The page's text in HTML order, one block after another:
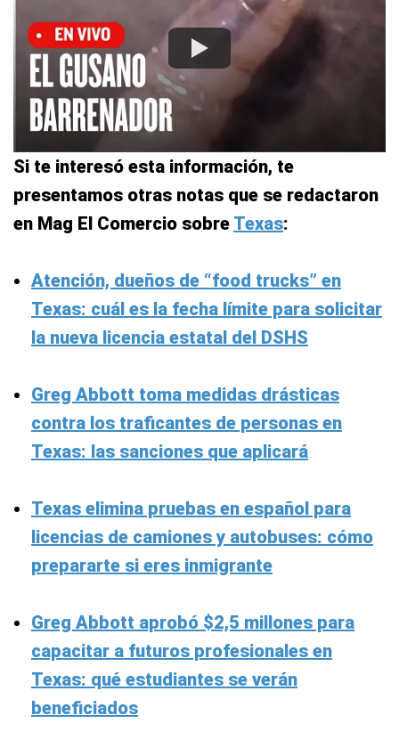
Si te interesó esta información, te
presentamos otras notas que se redactaron
en Mag El Comercio sobre Texas:
Atención, dueños de “food trucks” en
Texas: cuál es la fecha límite para solicitar
la nueva licencia estatal del DSHS
Greg Abbott toma medidas drásticas
contra los traficantes de personas en
Texas: las sanciones que aplicará
Texas elimina pruebas en español para
licencias de camiones y autobuses: cómo
prepararte si eres inmigrante
Greg Abbott aprobó $2,5 millones para
capacitar a futuros profesionales en
Texas: qué estudiantes se verán
beneficiados